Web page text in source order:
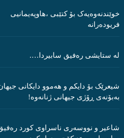
خوێندنەوەیەک بۆ کتێبی ،هاوپەیمانیی
فریودەرانە
لە ستایشی رەفیق سابیردا….
شیعرێک بۆ دایکم و ھەموو دایکانی
بەبۆنەی ڕۆژی جیھانی ژنانەوە!
شاعیر و نووسەری ناسراوی کورد